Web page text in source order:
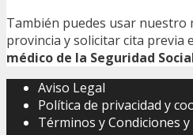
También puedes usar nuestro
provincia y solicitar cita previa
médico de la Seguridad
Aviso Legal
Política de privacidad y
Términos y Condiciones